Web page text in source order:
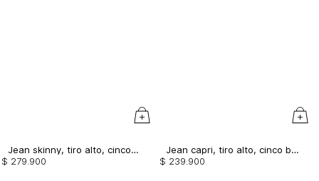
Jean skinny, tiro alto, cinco bolsilos, dos botones
$ 279.900
Jean capri, tiro alto, cinco bolsillos, vena en delantero
$ 239.900